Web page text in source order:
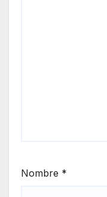
Nombre *